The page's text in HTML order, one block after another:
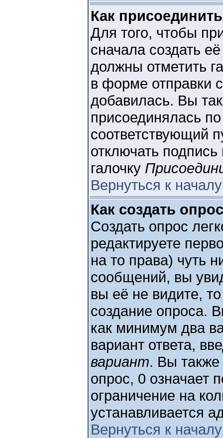
Как
Для того, чтобы
сначала создать
должны отметить
в форме отправки
добавилась. Вы
присоединялась
соответствующий
отключать
галочку
Вернуться к началу
Как создать
Создать опрос
редактируете
на то права) чуть
сообщений, вы
вы её не видите,
создание опроса.
как минимум два
вариант ответа,
вариант. Вы также
опрос, 0 означает
ограничение на
устанавливается
Вернуться к началу